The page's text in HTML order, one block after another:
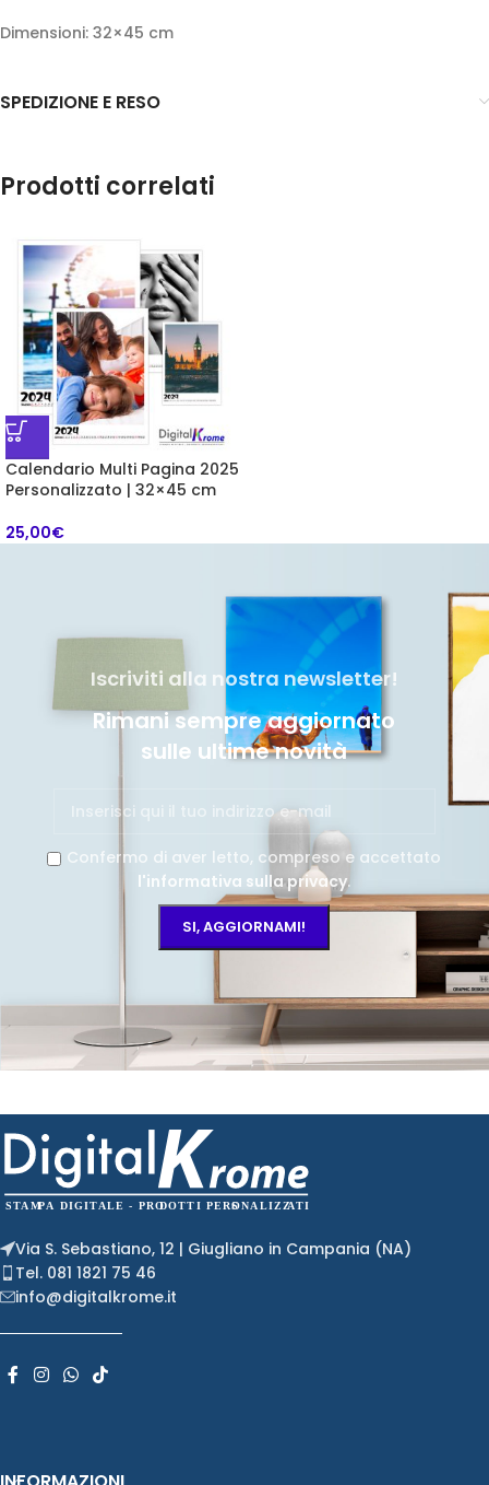
Dimensioni: 32×45 cm
SPEDIZIONE E RESO
Prodotti correlati
Calendario Multi Pagina 2025
Personalizzato | 32×45 cm
25,00€
Iscriviti alla nostra newsletter!
Rimani sempre aggiornato
sulle ultime novità
Confermo di aver letto, compreso e accettato
l'informativa sulla privacy.
Via S. Sebastiano, 12 | Giugliano in Campania (NA)
Tel. 081 1821 75 46
info@digitalkrome.it